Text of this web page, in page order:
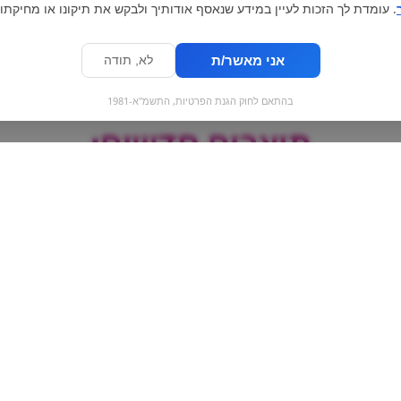
מוצרים חדשים:
. עומדת לך הזכות לעיין במידע שנאסף אודותיך ולבקש את תיקונו או
אני מאשר/ת לא, תודה
בהתאם לחוק הגנת הפרטיות, התשמ"א-1981